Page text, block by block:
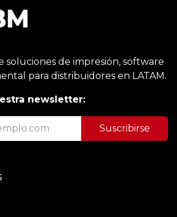
soluciones de impresión, software
para distribuidores en LATAM.
newsletter:
Suscribirse